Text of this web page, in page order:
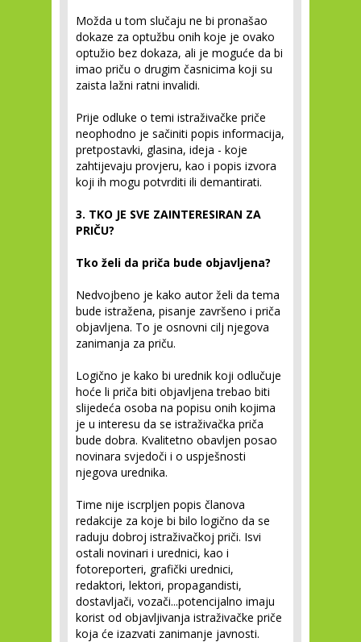
Možda u tom slučaju ne bi pronašao
dokaze za optužbu onih koje je ovako
optužio bez dokaza, ali je moguće da bi
imao priču o drugim časnicima koji su
zaista lažni ratni invalidi.
Prije odluke o temi istraživačke priče
neophodno je sačiniti popis informacija,
pretpostavki, glasina, ideja - koje
zahtijevaju provjeru, kao i popis izvora
koji ih mogu potvrditi ili demantirati.
3. TKO JE SVE ZAINTERESIRAN ZA
PRIČU?
Tko želi da priča bude objavljena?
Nedvojbeno je kako autor želi da tema
bude istražena, pisanje završeno i priča
objavljena. To je osnovni cilj njegova
zanimanja za priču.
Logično je kako bi urednik koji odlučuje
hoće li priča biti objavljena trebao biti
slijedeća osoba na popisu onih kojima
je u interesu da se istraživačka priča
bude dobra. Kvalitetno obavljen posao
novinara svjedoči i o uspješnosti
njegova urednika.
Time nije iscrpljen popis članova
redakcije za koje bi bilo logično da se
raduju dobroj istraživačkoj priči. Isvi
ostali novinari i urednici, kao i
fotoreporteri, grafički urednici,
redaktori, lektori, propagandisti,
dostavljači, vozači...potencijalno imaju
korist od objavljivanja istraživačke priče
koja će izazvati zanimanje javnosti.